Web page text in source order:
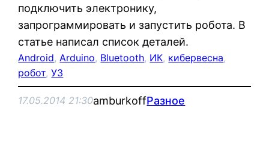
подключить электронику,
запрограммировать и запустить робота. В
статье написал список деталей.
Android, Arduino, Bluetooth, ИК, кибервесна
робот, УЗ
17.05.2014 21:30amburkoffРазное